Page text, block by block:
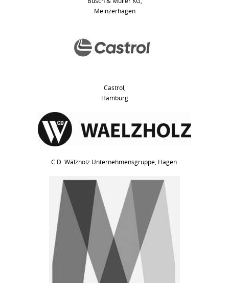
Meinzerhagen
Castrol,
Hamburg
C.D. Wälzholz Unternehmensgruppe, Hagen